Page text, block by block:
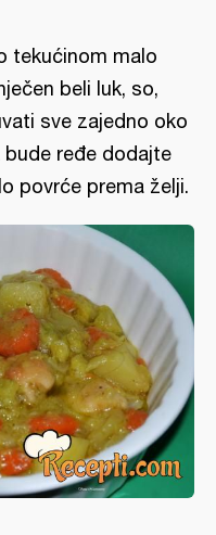
tekućinom malo
beli luk, so,
sve zajedno oko
ređe dodajte
povrće prema želji.